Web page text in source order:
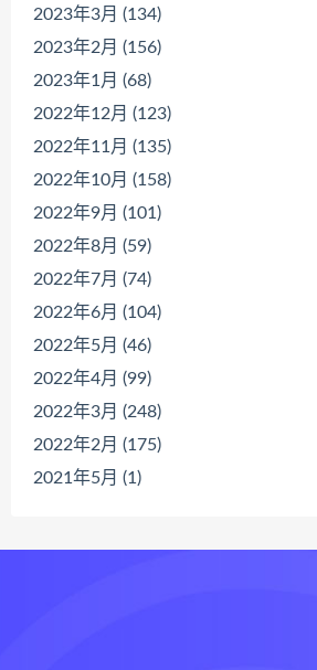
2023年3月 (134)
2023年2月 (156)
2023年1月 (68)
2022年12月 (123)
2022年11月 (135)
2022年10月 (158)
2022年9月 (101)
2022年8月 (59)
2022年7月 (74)
2022年6月 (104)
2022年5月 (46)
2022年4月 (99)
2022年3月 (248)
2022年2月 (175)
2021年5月 (1)